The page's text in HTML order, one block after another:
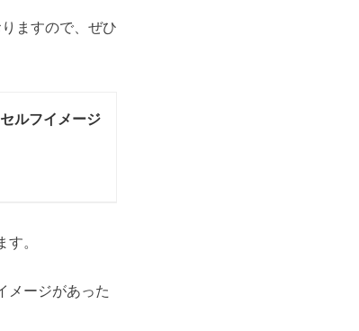
ますので、ぜひ
ルフイメージ
。
メージがあった